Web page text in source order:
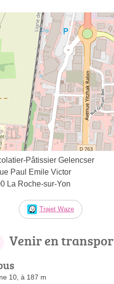
Pâtissier Gelencser
Paul Emile Victor
La Roche-sur-Yon
Trajet Waze
Venir en
10, à 187 m